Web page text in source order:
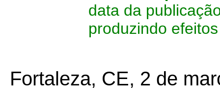
data da
produzindo
Fortaleza, CE, 2 de